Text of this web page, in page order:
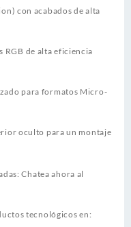
con acabados de alta
RGB de alta eficiencia
para formatos Micro-
oculto para un montaje
Chatea ahora al
tecnológicos en: